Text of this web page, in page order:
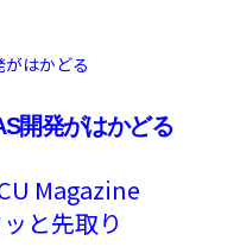
開発がはかどる
Magazine
と先取り